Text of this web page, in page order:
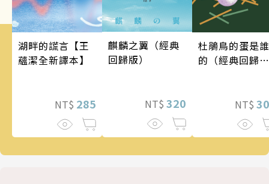
湖畔的謊言【王
蘊潔全新譯本】
NT$ 285
麒麟之翼（經典
回歸版）
NT$ 320
杜鵑鳥的蛋是誰
的（經典回歸
NT$